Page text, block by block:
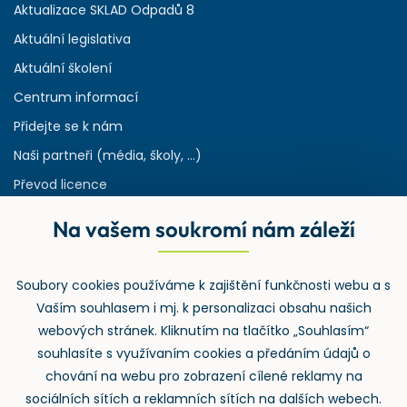
Aktualizace SKLAD Odpadů 8
Aktuální legislativa
Aktuální školení
Centrum informací
Přidejte se k nám
Naši partneři (média, školy, ...)
Převod licence
Rejstřík používaných zkratek v odpadech
Zpětný odběr
Na vašem soukromí nám záleží
Soubory cookies používáme k zajištění funkčnosti webu a s
Vaším souhlasem i mj. k personalizaci obsahu našich
webových stránek. Kliknutím na tlačítko „Souhlasím“
souhlasíte s využívaním cookies a předáním údajů o
chování na webu pro zobrazení cílené reklamy na
sociálních sítích a reklamních sítích na dalších webech.